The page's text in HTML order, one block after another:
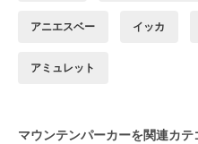
アニエスベー イッカ
アミュレット
マウンテンパーカーを関連カテ